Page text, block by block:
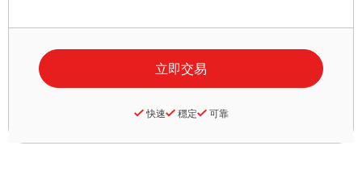
快速 穩定 可靠